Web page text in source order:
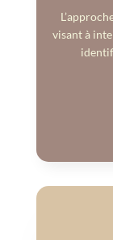
visant à